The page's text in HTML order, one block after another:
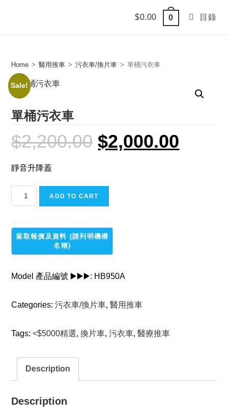
$0.00 0 目錄
Home > 醫用推車 > 污衣車/換片車 > 單桶污衣車
Sale!
單桶污衣車
$2,200.00
Original
price
was:
$2,000.00is:
靜音升降蓋
桶
衣
車
quantity
ADD TO CART
Model 產品編號 ▶️▶️▶️: HB950A
Categories:污衣車/換片車,醫用推車
Tags:<$5000精選,換片車,污衣車,醫療推車
Description
Description